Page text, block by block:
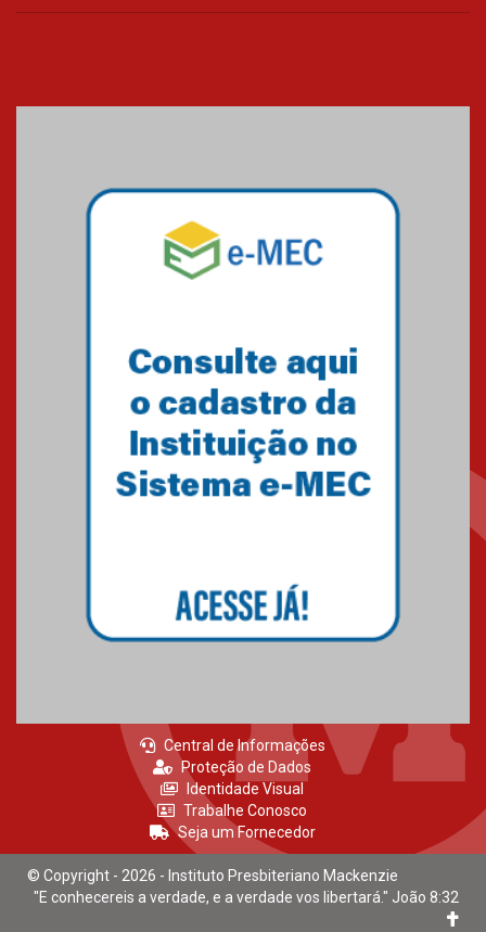
Central de Informações
Proteção de Dados
Identidade Visual
Trabalhe Conosco
Seja um Fornecedor
© Copyright - 2026 - Instituto Presbiteriano Mackenzie
"E conhecereis a verdade, e a verdade vos libertará." João 8:32